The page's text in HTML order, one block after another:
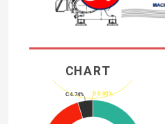
CHART
C 4.74% D 0.00%